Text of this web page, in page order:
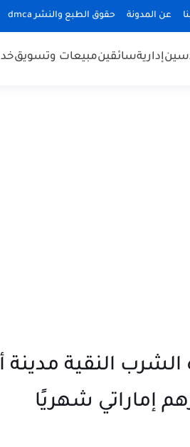
عن المدونة حقوق الطبع والنشر dmca
إداريةسائقينمبيعات وتسويق
النقية مدينة